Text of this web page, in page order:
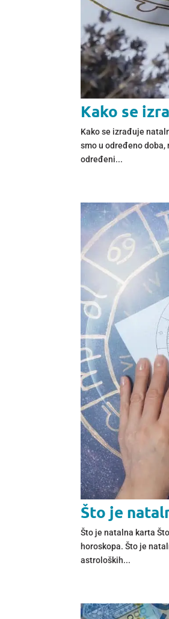
Kako se
Kako se izrađuje
smo u određeno
određeni...
Što je
Što je natalna karta
horoskopa. Što je
astroloških...